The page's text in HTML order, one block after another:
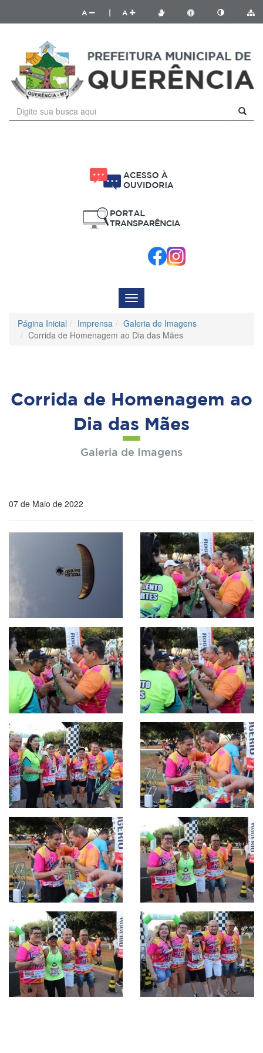
A A
Menu
de
Navegação
Página Inicial Imprensa
Galeria de Imagens
Corrida de Homenagem ao Dia das Mães
Corrida de Homenagem ao
Dia das Mães
Galeria de Imagens
07 de Maio de 2022